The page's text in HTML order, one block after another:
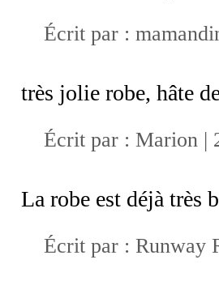
Écrit par :
très jolie robe, hâte
Écrit par : Marion |
La robe est déjà très
Écrit par : Runway